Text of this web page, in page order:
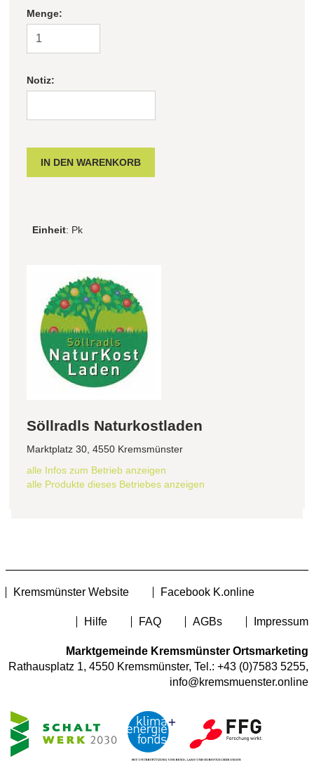
Menge:
Notiz:
Einheit: Pk
Söllradls Naturkostladen
Marktplatz 30, 4550 Kremsmünster
alle Infos zum Betrieb anzeigen
alle Produkte dieses Betriebes anzeigen
Kremsmünster Website Facebook K.online
Hilfe FAQ AGBs Impressum
Marktgemeinde Kremsmünster Ortsmarketing
Rathausplatz 1, 4550 Kremsmünster, Tel.: +43 (0)7583 5255,
info@kremsmuenster.online